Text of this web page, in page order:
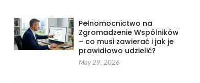
Pełnomocnictwo na
Zgromadzenie Wspólników
– co musi zawierać i jak je
prawidłowo udzielić?
May 29, 2026